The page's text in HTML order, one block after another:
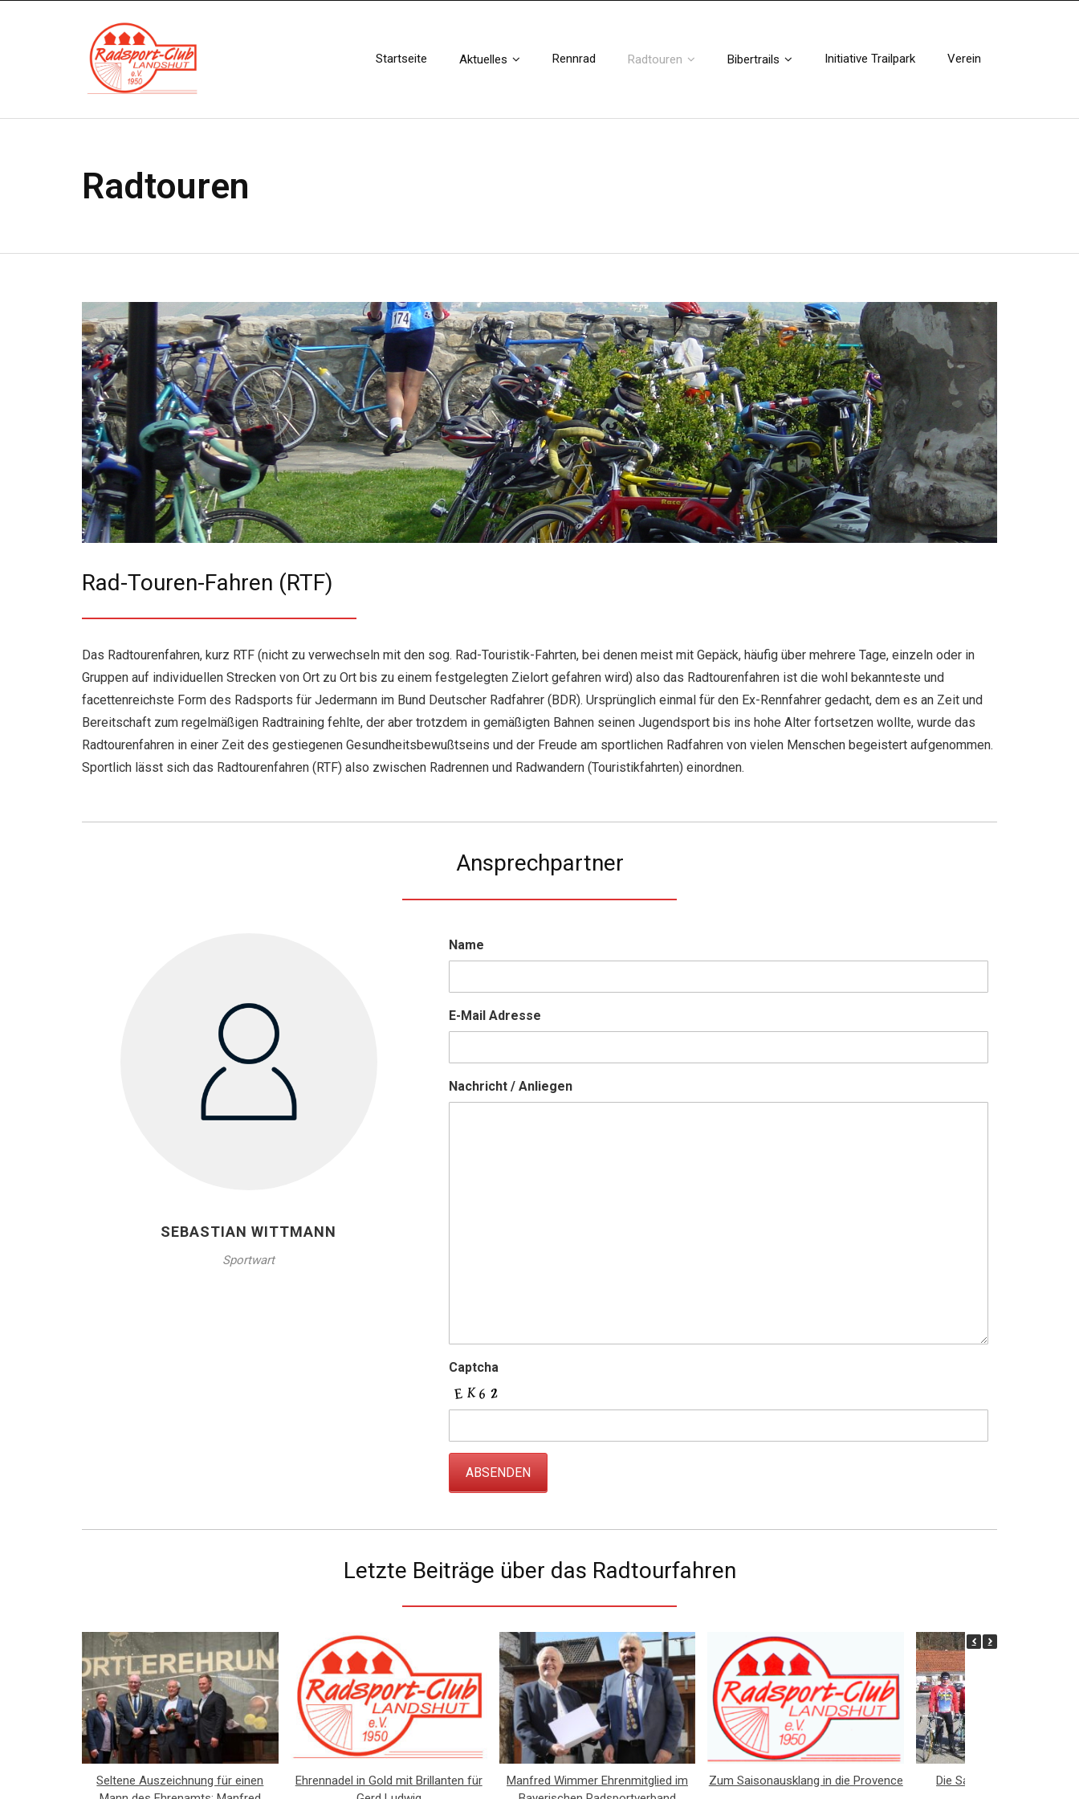
Startseite Aktuelles Rennrad Radtouren Bibertrails Initiative Trailpark Verein
Radtouren
Rad-Touren-Fahren (RTF)
Das Radtourenfahren, kurz RTF (nicht zu verwechseln mit den sog. Rad-Touristik-Fahrten, bei denen meist mit Gepäck, häufig über mehrere Tage, einzeln oder in
Gruppen auf individuellen Strecken von Ort zu Ort bis zu einem festgelegten Zielort gefahren wird) also das Radtourenfahren ist die wohl bekannteste und
facettenreichste Form des Radsports für Jedermann im Bund Deutscher Radfahrer (BDR). Ursprünglich einmal für den Ex-Rennfahrer gedacht, dem es an Zeit und
Bereitschaft zum regelmäßigen Radtraining fehlte, der aber trotzdem in gemäßigten Bahnen seinen Jugendsport bis ins hohe Alter fortsetzen wollte, wurde das
Radtourenfahren in einer Zeit des gestiegenen Gesundheitsbewußtseins und der Freude am sportlichen Radfahren von vielen Menschen begeistert aufgenommen.
Sportlich lässt sich das Radtourenfahren (RTF) also zwischen Radrennen und Radwandern (Touristikfahrten) einordnen.
Ansprechpartner
SEBASTIAN WITTMANN
Sportwart
Name
E-Mail Adresse
Nachricht / Anliegen
Captcha
ABSENDEN
Letzte Beiträge über das Radtourfahren
Seltene Auszeichnung für einen
Ehrennadel in Gold mit Brillanten für
Manfred Wimmer Ehrenmitglied im
Zum Saisonausklang in die Provence
Die Samstags-Gruppe des